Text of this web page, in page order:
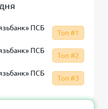
ПСБ
Топ #1
ПСБ
Топ #2
ПСБ
Топ #3